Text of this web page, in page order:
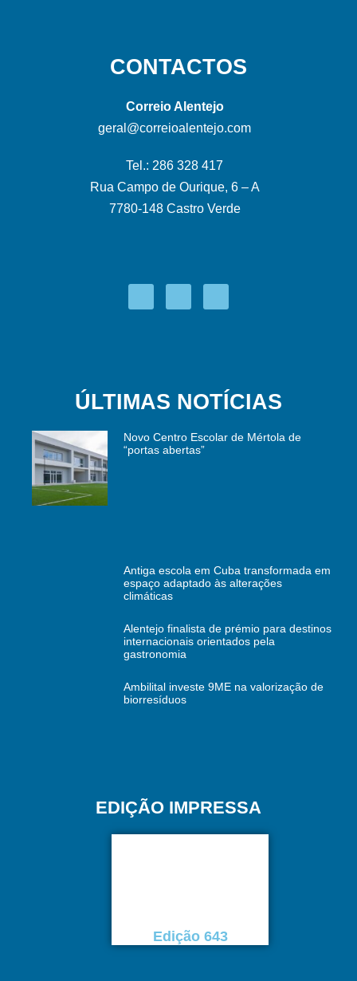
CONTACTOS
Correio Alentejo
geral@correioalentejo.com
Tel.: 286 328 417
Rua Campo de Ourique, 6 – A
7780-148 Castro Verde
ÚLTIMAS NOTÍCIAS
Novo Centro Escolar de Mértola de
“portas abertas”
Antiga escola em Cuba transformada em
espaço adaptado às alterações
climáticas
Alentejo finalista de prémio para destinos
internacionais orientados pela
gastronomia
Ambilital investe 9ME na valorização de
biorresíduos
EDIÇÃO IMPRESSA
Edição 643